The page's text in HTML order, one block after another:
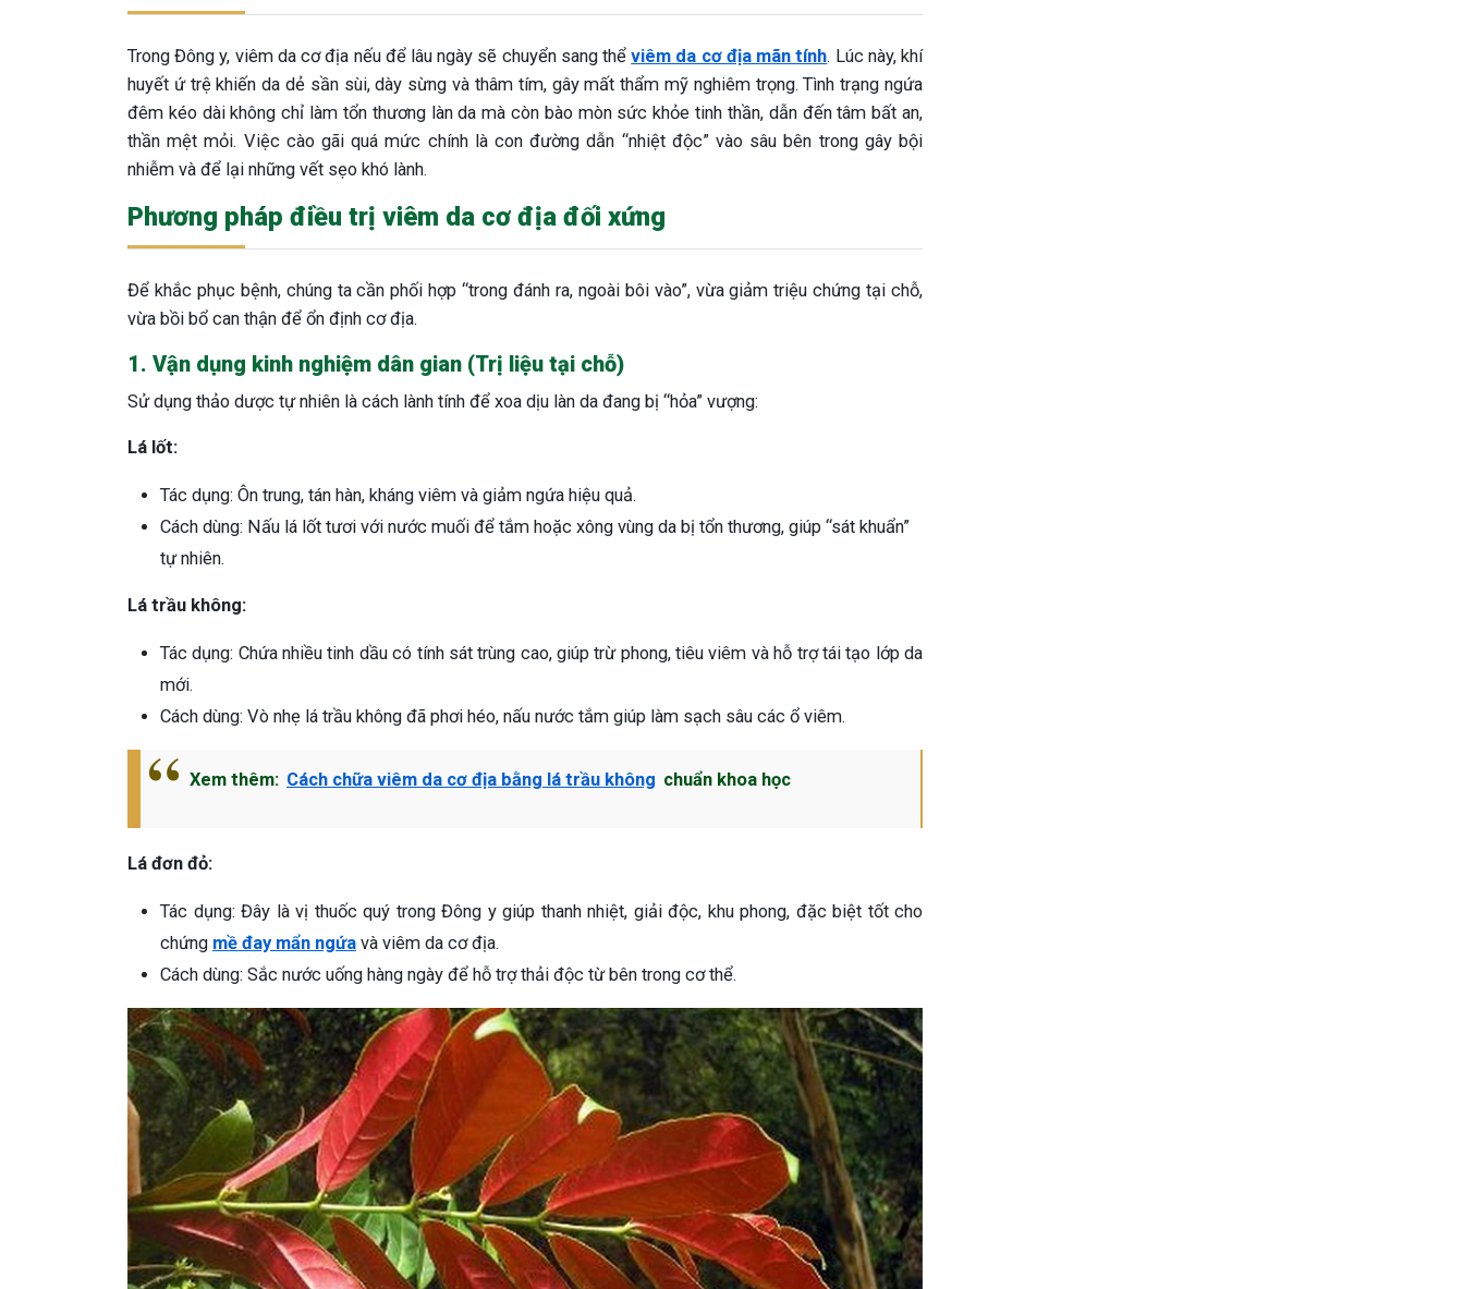
Trong Đông y, viêm da cơ địa nếu để lâu ngày sẽ chuyển sang thểviêm da cơ địa mãn tính. Lúc này, khí
huyết ứ trệ khiến da dẻ sần sùi, dày sừng và thâm tím, gây mất thẩm mỹ nghiêm trọng. Tình trạng ngứa
đêm kéo dài không chỉ làm tổn thương làn da mà còn bào mòn sức khỏe tinh thần, dẫn đến tâm bất an,
thần mệt mỏi. Việc cào gãi quá mức chính là con đường dẫn “nhiệt độc” vào sâu bên trong gây bội
nhiễm và để lại những vết sẹo khó lành.
Phương pháp điều trị viêm da cơ địa đối xứng
Để khắc phục bệnh, chúng ta cần phối hợp “trong đánh ra, ngoài bôi vào”, vừa giảm triệu chứng tại chỗ,
vừa bồi bổ can thận để ổn định cơ địa.
1. Vận dụng kinh nghiệm dân gian (Trị liệu tại chỗ)
Sử dụng thảo dược tự nhiên là cách lành tính để xoa dịu làn da đang bị “hỏa” vượng:
Lá lốt:
Tác dụng: Ôn trung, tán hàn, kháng viêm và giảm ngứa hiệu quả.
Cách dùng: Nấu lá lốt tươi với nước muối để tắm hoặc xông vùng da bị tổn thương, giúp “sát khuẩn”
tự nhiên.
Lá trầu không:
Tác dụng: Chứa nhiều tinh dầu có tính sát trùng cao, giúp trừ phong, tiêu viêm và hỗ trợ tái tạo lớp da
mới.
Cách dùng: Vò nhẹ lá trầu không đã phơi héo, nấu nước tắm giúp làm sạch sâu các ổ viêm.
Xem thêm: Cách chữa viêm da cơ địa bằng lá trầu không chuẩn khoa học
Lá đơn đỏ:
Tác dụng: Đây là vị thuốc quý trong Đông y giúp thanh nhiệt, giải độc, khu phong, đặc biệt tốt cho
chứng mề đay mẩn ngứa và viêm da cơ địa.
Cách dùng: Sắc nước uống hàng ngày để hỗ trợ thải độc từ bên trong cơ thể.